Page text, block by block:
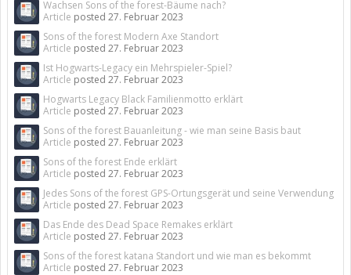
Wachsen Sons of the forest-Bäume nach?
Article posted 27. Februar 2023
Sons of the forest Modern Axe Standort
Article posted 27. Februar 2023
Ist Hogwarts-Legacy ein Mehrspieler-Spiel?
Article posted 27. Februar 2023
Hogwarts Legacy Black Familienmotto erklärt
Article posted 27. Februar 2023
Sons of the forest Bauanleitung - wie man seine Basis baut
Article posted 27. Februar 2023
Sons of the forest Ende erklärt
Article posted 27. Februar 2023
Jedes Sons of the forest GPS-Ortungsgerät und seine Verwendung
Article posted 27. Februar 2023
Das Ende des Dead Space Remakes erklärt
Article posted 27. Februar 2023
Sons of the forest katana Standort und wie man es bekommt
Article posted 27. Februar 2023